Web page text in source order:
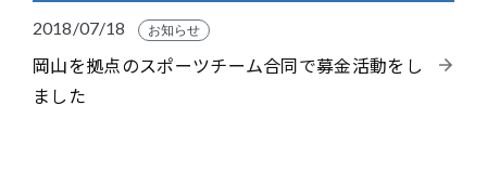
2018/07/18 お知らせ
岡山を拠点のスポーツチーム合同で募金活動をし
ました